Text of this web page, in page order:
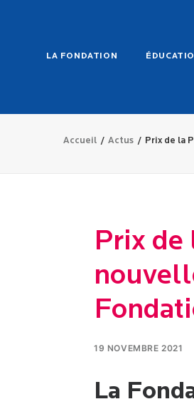
LA FONDATION
Accueil Actus Prix de la
Prix de
19 NOVEMBRE 2021
La